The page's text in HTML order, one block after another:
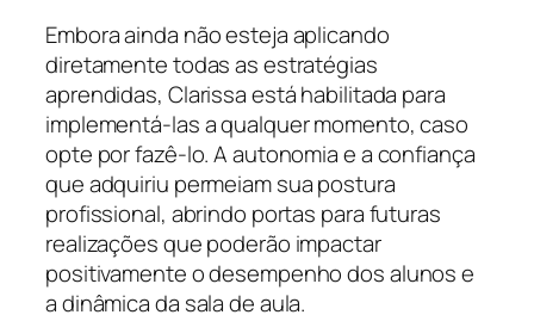
Embora ainda não esteja aplicando
diretamente todas as estratégias
aprendidas, Clarissa está habilitada para
implementá-las a qualquer momento, caso
opte por fazê-lo. A autonomia e a confiança
que adquiriu permeiam sua postura
profissional, abrindo portas para futuras
realizações que poderão impactar
positivamente o desempenho dos alunos e
a dinâmica da sala de aula.